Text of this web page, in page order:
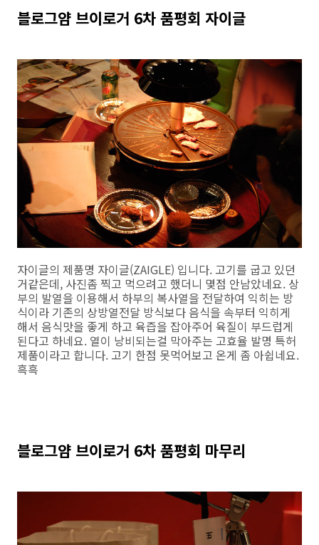
블로그얌 브이로거 6차 품평회 자이글
자이글의 제품명 자이글(ZAIGLE) 입니다. 고기를 굽고 있던
거같은데, 사진좀 찍고 먹으려고 했더니 몇점 안남았네요. 상
부의 발열을 이용해서 하부의 복사열을 전달하여 익히는 방
식이라 기존의 상방열전달 방식보다 음식을 속부터 익히게
해서 음식맛을 좋게 하고 육즙을 잡아주어 육질이 부드럽게
된다고 하네요. 열이 낭비되는걸 막아주는 고효율 발명 특허
제품이라고 합니다. 고기 한점 못먹어보고 온게 좀 아쉽네요.
흑흑
블로그얌 브이로거 6차 품평회 마무리